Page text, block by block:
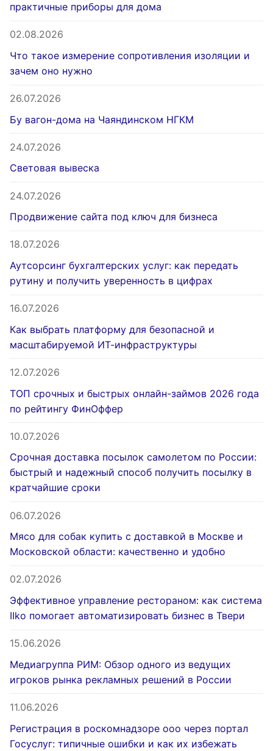
практичные приборы для дома
02.08.2026
Что такое измерение сопротивления изоляции и
зачем оно нужно
26.07.2026
Бу вагон-дома на Чаяндинском НГКМ
24.07.2026
Световая вывеска
24.07.2026
Продвижение сайта под ключ для бизнеса
18.07.2026
Аутсорсинг бухгалтерских услуг: как передать
рутину и получить уверенность в цифрах
16.07.2026
Как выбрать платформу для безопасной и
масштабируемой ИТ-инфраструктуры
12.07.2026
ТОП срочных и быстрых онлайн-займов 2026 года
по рейтингу ФинОффер
10.07.2026
Срочная доставка посылок самолетом по России:
быстрый и надежный способ получить посылку в
кратчайшие сроки
06.07.2026
Мясо для собак купить с доставкой в Москве и
Московской области: качественно и удобно
02.07.2026
Эффективное управление рестораном: как система
IIko помогает автоматизировать бизнес в Твери
15.06.2026
Медиагруппа РИМ: Обзор одного из ведущих
игроков рынка рекламных решений в России
11.06.2026
Регистрация в роскомнадзоре ооо через портал
Госуслуг: типичные ошибки и как их избежать